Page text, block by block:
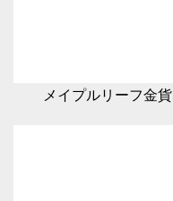
メイプルリーフ金貨